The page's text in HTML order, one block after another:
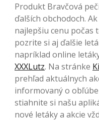
Produkt Bravčová
ďalších obchodoch.
najlepšiu cenu počas
pozrite si aj ďalšie
napríklad online
XXXLutz. Na stránke
prehľad aktuálnych
informovaný o
stiahnite si našu
nové letáky a akcie